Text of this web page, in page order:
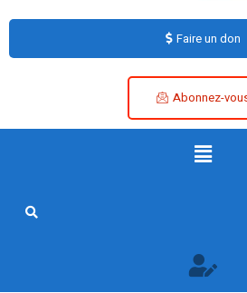
Faire un don
Abonnez-